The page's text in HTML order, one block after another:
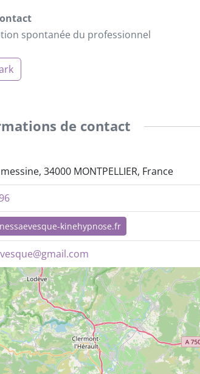
spontanée du professionnel
de contact
34000 MONTPELLIER, France
kinehypnose.fr